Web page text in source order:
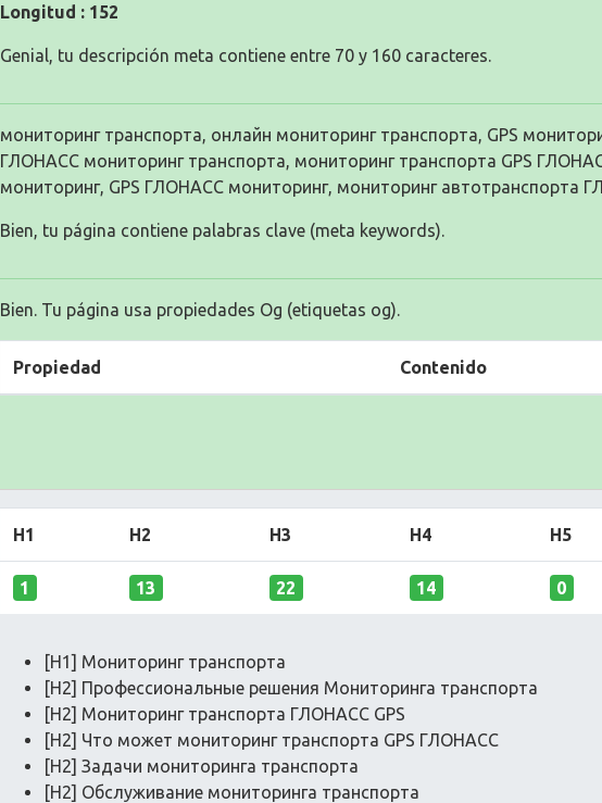
Longitud : 152
Genial, tu descripción meta contiene entre 70 y 160 caracteres.
мониторинг транспорта, онлайн мониторинг транспорта, GPS
ГЛОНАСС мониторинг транспорта, мониторинг транспорта GPS
мониторинг, GPS ГЛОНАСС мониторинг, мониторинг автотранспорта
Bien, tu página contiene palabras clave (meta keywords).
Bien. Tu página usa propiedades Og (etiquetas og).
Propiedad Contenido
H1 H2 H3 H4 H5
1 13 22 14 0
[H1] Мониторинг транспорта
[H2] Профессиональные решения Мониторинга транспорта
[H2] Мониторинг транспорта ГЛОНАСС GPS
[H2] Что может мониторинг транспорта GPS ГЛОНАСС
[H2] Задачи мониторинга транспорта
[H2] Обслуживание мониторинга транспорта